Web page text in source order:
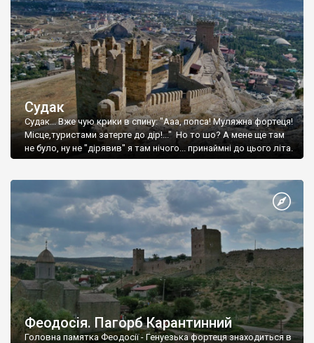
Судак
Судак... Вже чую крики в спину: "Ааа, попса! Муляжна фортеця!
Місце,туристами затерте до дір!..." Но то шо? А мене ще там
не було, ну не "дірявив" я там нічого... принаймні до цього літа.
Феодосія. Пагорб Карантинний
Головна памятка Феодосії - Генуезька фортеця знаходиться в